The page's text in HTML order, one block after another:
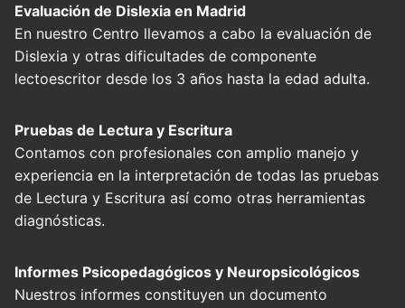
Evaluación de Dislexia en Madrid
En nuestro Centro llevamos a cabo la evaluación de
Dislexia y otras dificultades de componente
lectoescritor desde los 3 años hasta la edad adulta.
Pruebas de Lectura y Escritura
Contamos con profesionales con amplio manejo y
experiencia en la interpretación de todas las pruebas
de Lectura y Escritura así como otras herramientas
diagnósticas.
Informes Psicopedagógicos y Neuropsicológicos
Nuestros informes constituyen un documento